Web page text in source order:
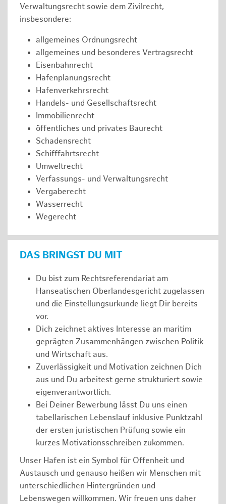
Verwaltungsrecht sowie dem Zivilrecht,
insbesondere:
allgemeines Ordnungsrecht
allgemeines und besonderes Vertragsrecht
Eisenbahnrecht
Hafenplanungsrecht
Hafenverkehrsrecht
Handels- und Gesellschaftsrecht
Immobilienrecht
öffentliches und privates Baurecht
Schadensrecht
Schifffahrtsrecht
Umweltrecht
Verfassungs- und Verwaltungsrecht
Vergaberecht
Wasserrecht
Wegerecht
DAS BRINGST DU MIT
Du bist zum Rechtsreferendariat am
Hanseatischen Oberlandesgericht zugelassen
und die Einstellungsurkunde liegt Dir bereits
vor.
Dich zeichnet aktives Interesse an maritim
geprägten Zusammenhängen zwischen Politik
und Wirtschaft aus.
Zuverlässigkeit und Motivation zeichnen Dich
aus und Du arbeitest gerne strukturiert sowie
eigenverantwortlich.
Bei Deiner Bewerbung lässt Du uns einen
tabellarischen Lebenslauf inklusive Punktzahl
der ersten juristischen Prüfung sowie ein
kurzes Motivationsschreiben zukommen.
Unser Hafen ist ein Symbol für Offenheit und
Austausch und genauso heißen wir Menschen mit
unterschiedlichen Hintergründen und
Lebenswegen willkommen. Wir freuen uns daher